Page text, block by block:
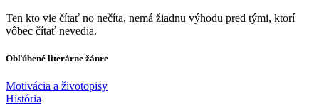
Ten kto vie čítať no nečíta, nemá žiadnu výhodu pred tými, ktorí
vôbec čítať nevedia.
Obľúbené literárne žánre
Motivácia a životopisy
História